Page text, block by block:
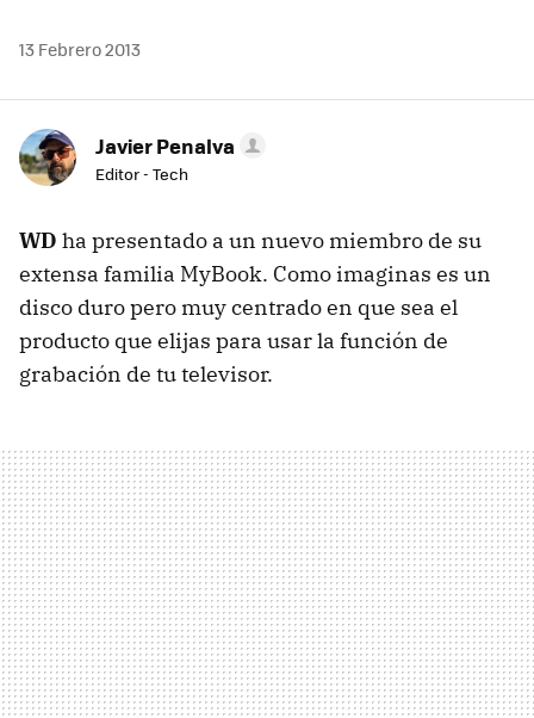
13 Febrero 2013
Javier Penalva
Editor - Tech
WD ha presentado a un nuevo miembro de su
extensa familia MyBook. Como imaginas es un
disco duro pero muy centrado en que sea el
producto que elijas para usar la función de
grabación de tu televisor.